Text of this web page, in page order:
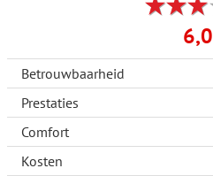
6,0
Betrouwbaarheid
Prestaties
Comfort
Kosten